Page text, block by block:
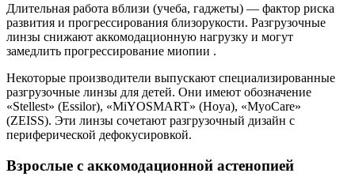
Длительная работа вблизи (учеба, гаджеты) — фактор риска
развития и прогрессирования близорукости. Разгрузочные
линзы снижают аккомодационную нагрузку и могут
замедлить прогрессирование миопии .
Некоторые производители выпускают специализированные
разгрузочные линзы для детей. Они имеют обозначение
«Stellest» (Essilor), «MiYOSMART» (Hoya), «MyoCare»
(ZEISS). Эти линзы сочетают разгрузочный дизайн с
периферической дефокусировкой.
Взрослые с аккомодационной астенопией